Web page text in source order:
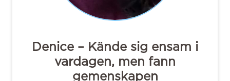
Denice – Kände sig ensam i
vardagen, men fann
gemenskapen